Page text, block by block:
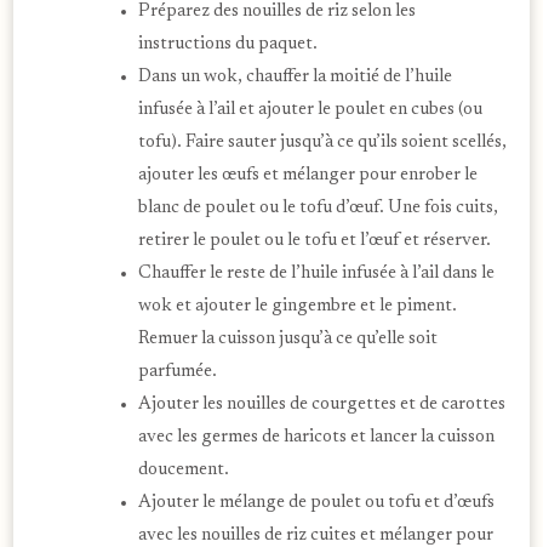
Préparez des nouilles de riz selon les
instructions du paquet.
Dans un wok, chauffer la moitié de l’huile
infusée à l’ail et ajouter le poulet en cubes (ou
tofu). Faire sauter jusqu’à ce qu’ils soient scellés,
ajouter les œufs et mélanger pour enrober le
blanc de poulet ou le tofu d’œuf. Une fois cuits,
retirer le poulet ou le tofu et l’œuf et réserver.
Chauffer le reste de l’huile infusée à l’ail dans le
wok et ajouter le gingembre et le piment.
Remuer la cuisson jusqu’à ce qu’elle soit
parfumée.
Ajouter les nouilles de courgettes et de carottes
avec les germes de haricots et lancer la cuisson
doucement.
Ajouter le mélange de poulet ou tofu et d’œufs
avec les nouilles de riz cuites et mélanger pour